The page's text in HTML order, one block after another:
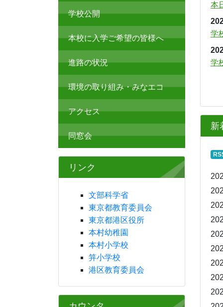
学校公開
本校に入学ご希望の皆様へ
進路の状況
環境の取り組み・みなエコ
アクセス
同窓会
リンク
文部科学省
東京都教育委員会
東京都港区役所
本村幼稚園
本村小学校
笄小学校
港区教育委員会
本
学
学
新